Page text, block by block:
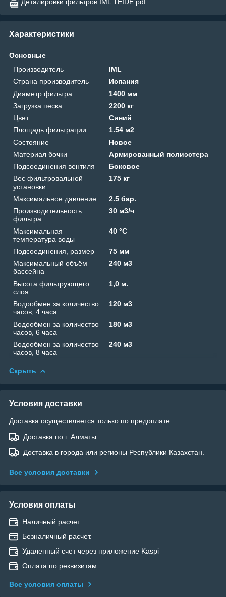
Характеристики
Основные
Производитель
IML
Страна производитель
Испания
Диаметр фильтра
1400 мм
Загрузка песка
2200 кг
Цвет
Синий
Площадь фильтрации
1.54 м2
Состояние
Новое
Материал бочки
Армированный полиэстера
Подсоединения вентиля
Боковое
Вес фильтровальной
установки
175 кг
Максимальное давление
2.5 бар.
Производительность
фильтра
30 м3/ч
Максимальная
температура воды
40 °C
Подсоединения, размер
75 мм
Максимальный объём
бассейна
240 м3
Высота фильтрующего
слоя
1,0 м.
Водообмен за количество
часов, 4 часа
120 м3
Водообмен за количество
часов, 6 часа
180 м3
Водообмен за количество
часов, 8 часа
240 м3
Скрыть
Условия доставки
Доставка осуществляется только по предоплате.
Доставка по г. Алматы.
Доставка в города или регионы Республики Казахстан.
Все условия доставки
Условия оплаты
Наличный расчет.
Безналичный расчет.
Удаленный счет через приложение Kaspi
Оплата по реквизитам
Все условия оплаты